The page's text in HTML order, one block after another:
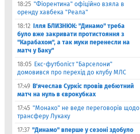
18:25 "Фіорентина" офіційно взяла в
оренду хавбека "Реала"
18:12
Ілля БЛИЗНЮК: "Динамо" треба
було вже закривати протистояння з
"Карабахом", а так муки перенесли на
матч у Баку"
18:05 Екс-футболіст "Барселони"
домовився про перехід до клубу МЛС
17:49 В'ячеслав Суркіс провів дебютний
матч на нуль в єврокубках
17:45 "Монако" не веде переговорів щодо
трансферу Лукаку
17:37 "Динамо" вперше у сезоні здобуло